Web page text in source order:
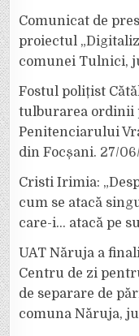
Comunicat de
proiectul
comunei Tulnici,
Fostul polițist
tulburarea ordinii
Penitenciarului
din Focșani. 27/
Cristi Irimia:
cum se atacă
care-i… atacă pe
UAT Năruja a
Centru de zi
de separare de
comuna Năruja,